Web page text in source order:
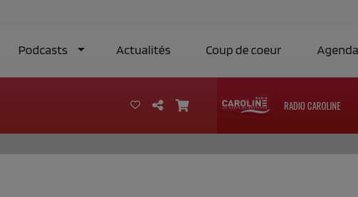
Podcasts Actualités Coup de coeur Agenda
RADIO CAROLINE